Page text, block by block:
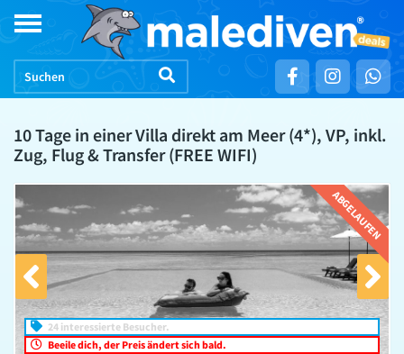
Skip
Toggle
navigation
10 Tage in einer Villa direkt am Meer (4*), VP, inkl.
Zug, Flug & Transfer (FREE WIFI)
ABGELAUFEN
24 interessierte Besucher.
Beeile dich, der Preis ändert sich bald.